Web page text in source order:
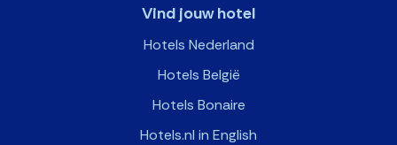
Vind jouw hotel
Hotels Nederland
Hotels België
Hotels Bonaire
Hotels.nl in English